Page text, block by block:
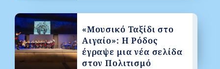
«Μουσικό Ταξίδι στο
Αιγαίο»: Η Ρόδος
έγραψε μια νέα σελίδα
στον Πολιτισμό